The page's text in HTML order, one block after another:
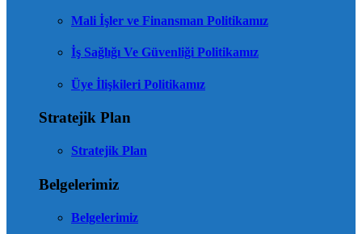
Mali İşler ve Finansman Politikamız
İş Sağlığı Ve Güvenliği Politikamız
Üye İlişkileri Politikamız
Stratejik Plan
Stratejik Plan
Belgelerimiz
Belgelerimiz